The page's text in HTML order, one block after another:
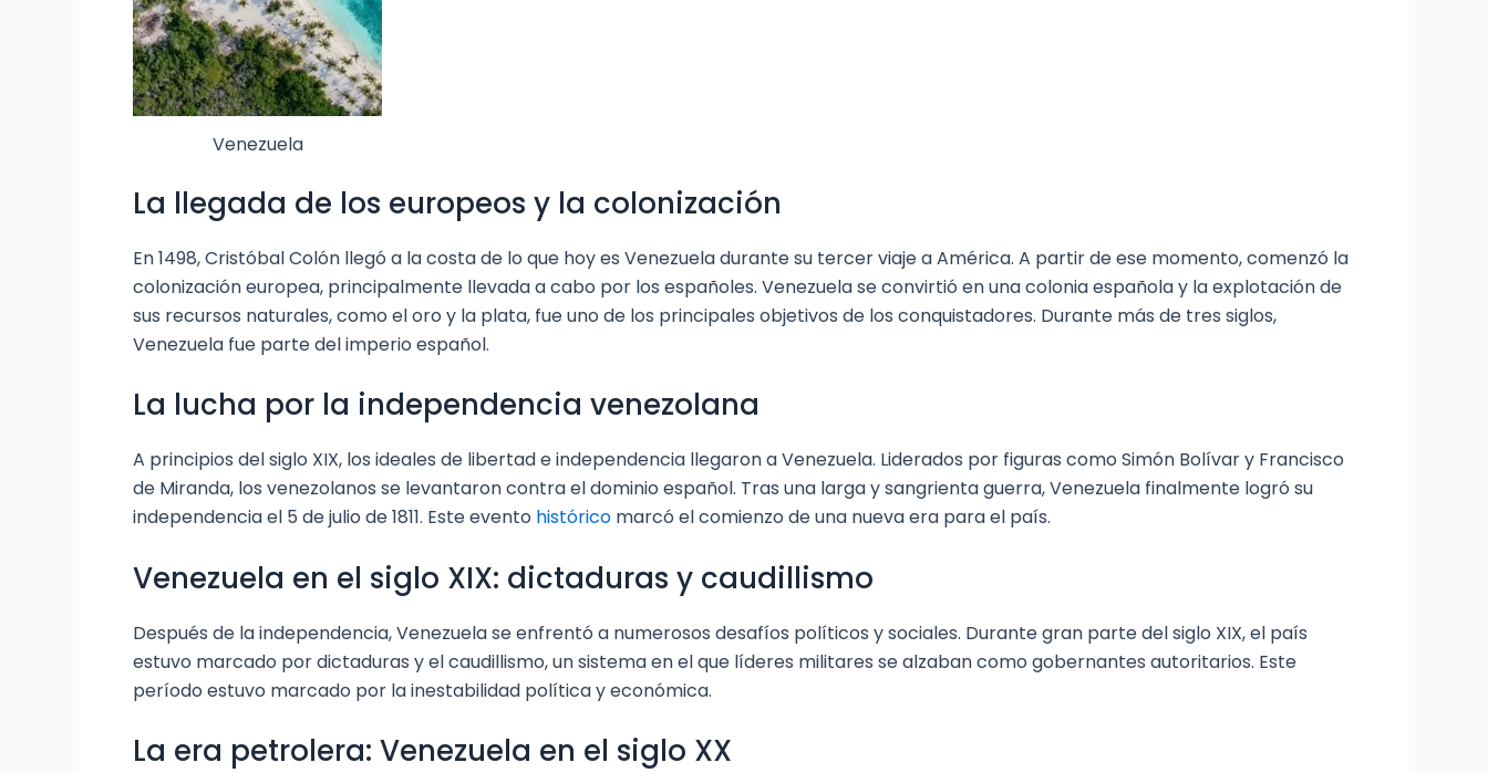
Venezuela
La llegada de los europeos y la colonización
En 1498, Cristóbal Colón llegó a la costa de lo que hoy es Venezuela durante su tercer viaje a América. A partir de ese momento, comenzó la
colonización europea, principalmente llevada a cabo por los españoles. Venezuela se convirtió en una colonia española y la explotación de
sus recursos naturales, como el oro y la plata, fue uno de los principales objetivos de los conquistadores. Durante más de tres siglos,
Venezuela fue parte del imperio español.
La lucha por la independencia venezolana
A principios del siglo XIX, los ideales de libertad e independencia llegaron a Venezuela. Liderados por figuras como Simón Bolívar y Francisco
de Miranda, los venezolanos se levantaron contra el dominio español. Tras una larga y sangrienta guerra, Venezuela finalmente logró su
independencia el 5 de julio de 1811. Este evento histórico marcó el comienzo de una nueva era para el país.
Venezuela en el siglo XIX: dictaduras y caudillismo
Después de la independencia, Venezuela se enfrentó a numerosos desafíos políticos y sociales. Durante gran parte del siglo XIX, el país
estuvo marcado por dictaduras y el caudillismo, un sistema en el que líderes militares se alzaban como gobernantes autoritarios. Este
período estuvo marcado por la inestabilidad política y económica.
La era petrolera: Venezuela en el siglo XX